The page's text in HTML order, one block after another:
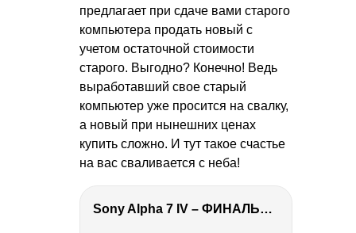
предлагает при сдаче вами старого
компьютера продать новый с
учетом остаточной стоимости
старого. Выгодно? Конечно! Ведь
выработавший свое старый
компьютер уже просится на свалку,
а новый при нынешних ценах
купить сложно. И тут такое счастье
на вас сваливается с неба!
Sony Alpha 7 IV – ФИНАЛЬНЫЙ ОБЗОР